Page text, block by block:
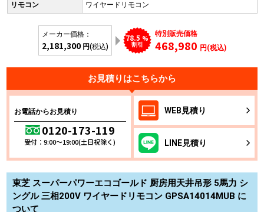
リモコン ワイヤードリモコン
メーカー価格：
2,181,300 円(税込)
78.5 %
割引
特別販売価格
468,980 円(税込)
お見積りはこちらから
お電話からお見積り
0120-173-119
受付：9:00～19:00(土日祝除く)
WEB 見積り
LINE見積り
東芝 スーパーパワーエコゴールド 厨房用天井吊形 5馬力 シ
ングル 三相200V ワイヤードリモコン GPSA14014MUB に
ついて